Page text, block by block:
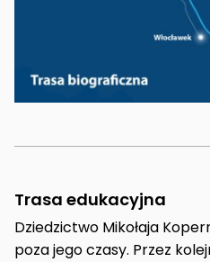
Trasa edukacyjna
Dziedzictwo Mikołaja
poza jego czasy. Przez